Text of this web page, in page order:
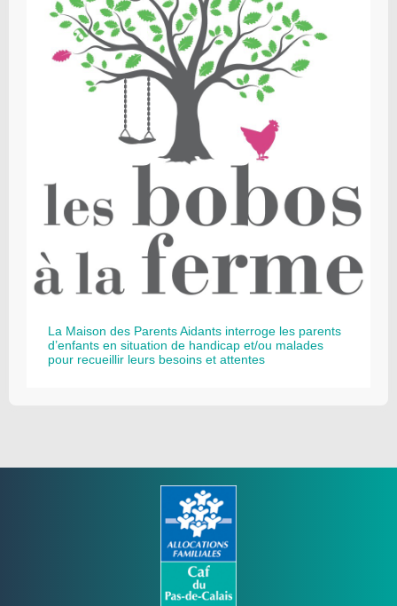
La Maison des Parents Aidants interroge les parents
d’enfants en situation de handicap et/ou malades
pour recueillir leurs besoins et attentes